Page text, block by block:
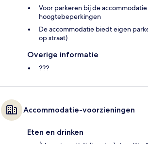
Voor parkeren bij de
hoogtebeperkingen
De accommodatie biedt eigen
op straat)
Overige informatie
???
Accommodatie-voorzieningen
Eten en drinken